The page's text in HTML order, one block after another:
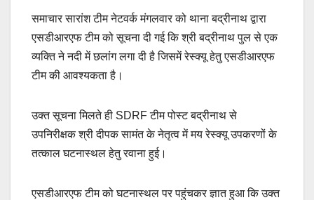
b
o
o
k
A
p
p
Li
n
k
समाचार सारांश टीम नेटवर्क मंगलवार को थाना बद्रीनाथ द्वारा
एसडीआरएफ टीम को सूचना दी गई कि श्री बद्रीनाथ पुल से एक
व्यक्ति ने नदी में छलांग लगा दी है जिसमें रेस्क्यू हेतु एसडीआरएफ
टीम की आवश्यकता है।
उक्त सूचना मिलते ही SDRF टीम पोस्ट बद्रीनाथ से
उपनिरीक्षक श्री दीपक सामंत के नेतृत्व में मय रेस्क्यू उपकरणों के
तत्काल घटनास्थल हेतु रवाना हुई।
एसडीआरएफ टीम को घटनास्थल पर पहुंचकर ज्ञात हुआ कि उक्त